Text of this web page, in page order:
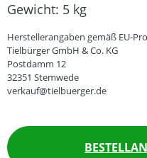
Gewicht: 5 kg
Herstellerangaben gemäß EU-
Tielbürger GmbH & Co. KG
Postdamm 12
32351 Stemwede
verkauf@tielbuerger.de